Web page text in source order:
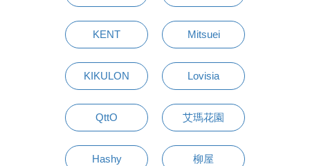
KENT Mitsuei
KIKULON Lovisia
QttO 艾瑪花園
Hashy 柳屋